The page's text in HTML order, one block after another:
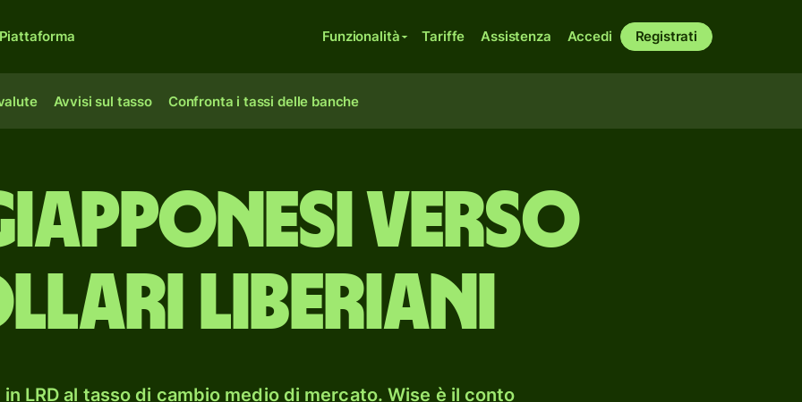
Funzionalità Tariffe Assistenza Accedi Registrati
Avvisi sul tasso Confronta i tassi delle banche
verso
liberiani
LRD al tasso di cambio medio di mercato. Wise è il conto